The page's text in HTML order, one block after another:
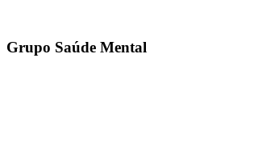
Grupo Saúde Mental